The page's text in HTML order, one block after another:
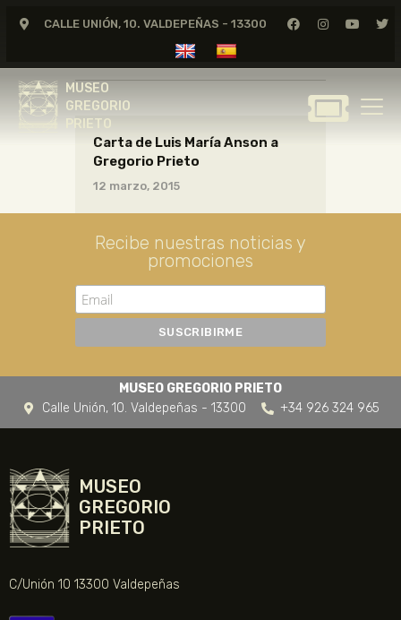
CALLE UNIÓN, 10. VALDEPEÑAS - 13300
MUSEO
GREGORIO
PRIETO
MUSEO
GREGORIO
GREGORIO PRIETO
MUSEO
CERTAMEN DE DIBUJO
FUNDACIÓN
TIENDA
NOTICIAS
Carta de Luis María Anson a
Gregorio Prieto
12 marzo, 2015
Recibe nuestras noticias y
promociones
MUSEO GREGORIO PRIETO
Calle Unión, 10. Valdepeñas - 13300
+34 926 324 965
MUSEO
GREGORIO
PRIETO
C/Unión 10 13300 Valdepeñas